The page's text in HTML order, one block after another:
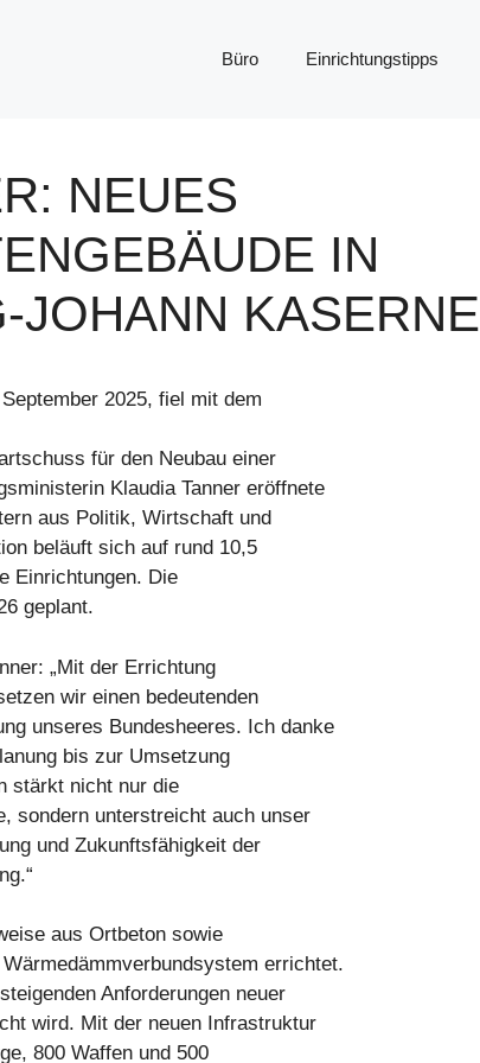
Büro Einrichtungstipps
NEUES
IN
JOHANN KASERNE
2025, fiel mit dem
für den Neubau einer
Klaudia Tanner eröffnete
aus Politik, Wirtschaft und
beläuft sich auf rund 10,5
Einrichtungen. Die
geplant.
„Mit der Errichtung
wir einen bedeutenden
unseres Bundesheeres. Ich danke
bis zur Umsetzung
stärkt nicht nur die
sondern unterstreicht auch unser
und Zukunftsfähigkeit der
aus Ortbeton sowie
errichtet.
Anforderungen neuer
wird. Mit der neuen Infrastruktur
800 Waffen und 500